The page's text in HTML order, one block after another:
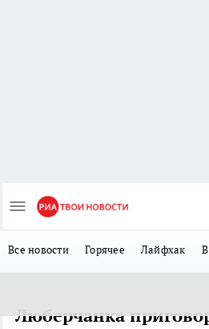
Все новости Горячее Лайфхак
Люберчанка